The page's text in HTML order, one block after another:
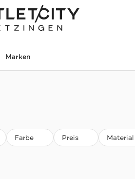
Marken
Farbe Preis Material